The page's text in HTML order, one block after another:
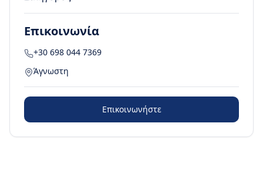
Επικοινωνία
+30 698 044 7369
Άγνωστη
Επικοινωνήστε